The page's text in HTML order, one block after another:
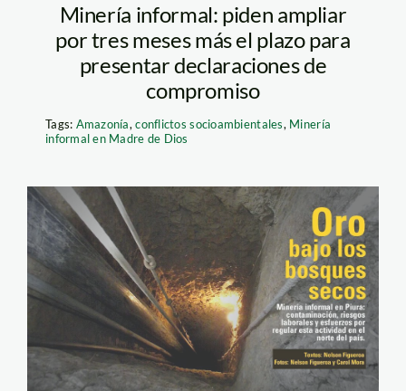
Minería informal: piden ampliar
por tres meses más el plazo para
presentar declaraciones de
compromiso
Tags: Amazonía,conflictos socioambientales, Minería
informal en Madre de Dios
piu00